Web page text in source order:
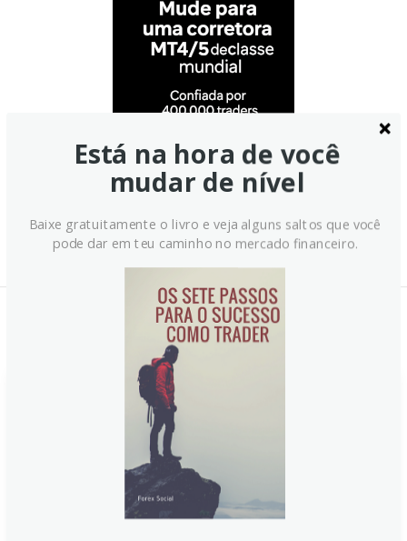
Notícias Relacionadas:
Está na hora de você
mudar de nível
Baixe gratuitamente o livro e veja alguns saltos que você
pode dar em teu caminho no mercado financeiro.